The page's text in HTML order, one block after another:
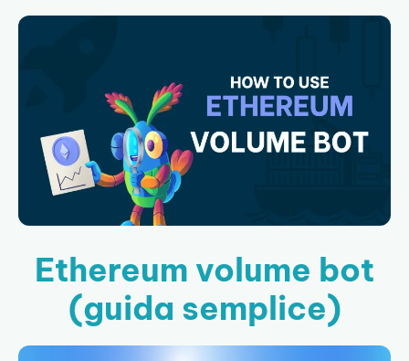
Ethereum volume bot
(guida semplice)